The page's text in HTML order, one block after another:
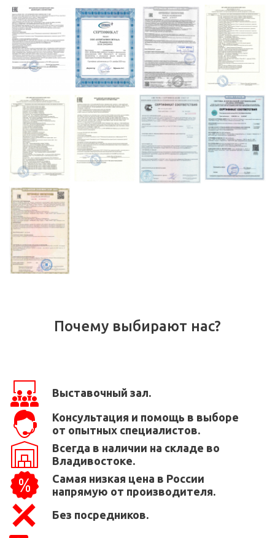
Почему выбирают нас?
Выставочный зал.
Консультация и помощь в выборе
от опытных специалистов.
Всегда в наличии на складе во
Владивостоке.
Самая низкая цена в России
напрямую от производителя.
Без посредников.